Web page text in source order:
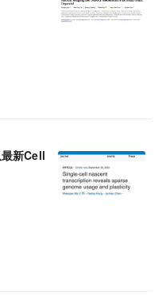
新Cell研究